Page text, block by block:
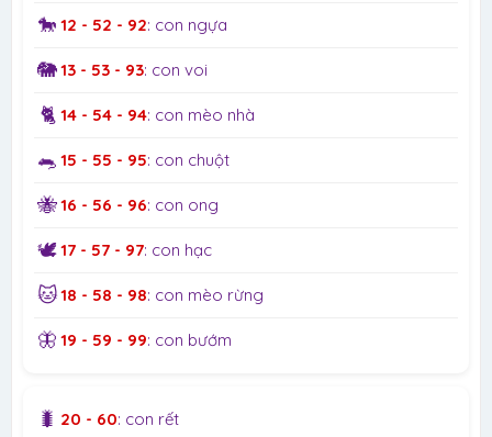
🐎 12 - 52 - 92: con ngựa
🐘13 - 53 - 93: con voi
🐈 14 - 54 - 94: con mèo nhà
🐀 15 - 55 - 95: con chuột
🐝16 - 56 - 96: con ong
🕊️17 - 57 - 97: con hạc
🐱18 - 58 - 98: con mèo rừng
🦋 19 - 59 - 99: con bướm
🐛 20 - 60: con rết